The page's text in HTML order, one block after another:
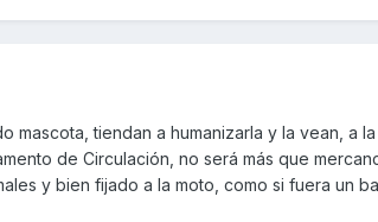
tiendan a humanizarla y la vean, a
de Circulación, no será más que
y bien fijado a la moto, como si fuera un